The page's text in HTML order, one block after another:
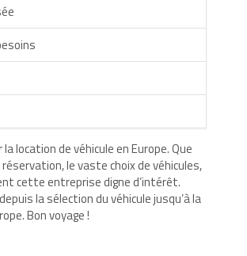
location de véhicule en Europe. Que
le vaste choix de véhicules,
cette entreprise digne d’intérêt.
la sélection du véhicule jusqu’à la
Bon voyage !